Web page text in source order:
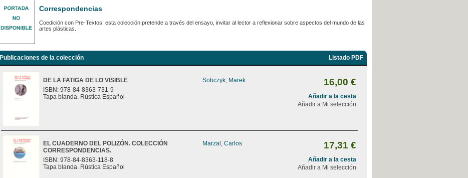
Correspondencias
Coedición con Pre-Textos, esta colección pretende a través del ensayo, invitar al lector a reflexionar sobre aspectos del mundo de las
artes plásticas.
Publicaciones de la colección Listado PDF
DE LA FATIGA DE LO VISIBLE
ISBN: 978-84-8363-731-9
Tapa blanda. Rústica Español
Sobczyk, Marek 16,00 €
Añadir a la cesta
Añadir a Mi selección
EL CUADERNO DEL POLIZÓN. COLECCIÓN
CORRESPONDENCIAS.
ISBN: 978-84-8363-118-8
Tapa blanda. Rústica Español
Marzal, Carlos 17,31 €
Añadir a la cesta
Añadir a Mi selección